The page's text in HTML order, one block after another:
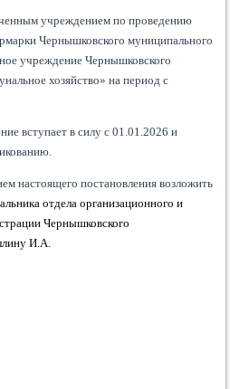
учреждением по проведению
Чернышковского муниципального
учреждение Чернышковского
хозяйство» на период с
вступает в силу с 01.01.2026 и
настоящего постановления возложить
отдела организационного и
Чернышковского
И.А.